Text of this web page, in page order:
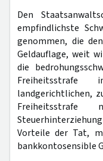
Den
empfindlichste
genommen, die
Geldauflage, weit
die
landgerichtlichen,
Vorteile der Tat,
bankkontosensible